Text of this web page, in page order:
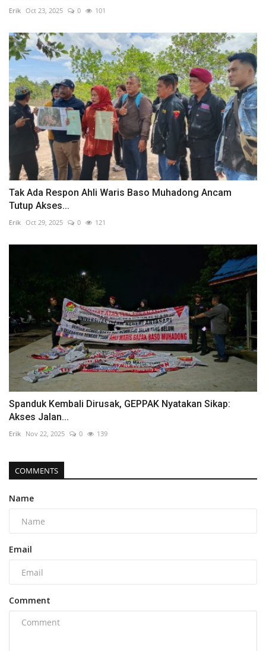
Erik Oct 23, 2025 0 101
Tak Ada Respon Ahli Waris Baso Muhadong Ancam
Tutup Akses...
Erik Oct 29, 2025 0 121
Spanduk Kembali Dirusak, GEPPAK Nyatakan Sikap:
Akses Jalan...
Erik Nov 22, 2025 0 139
COMMENTS
Name
Email
Comment